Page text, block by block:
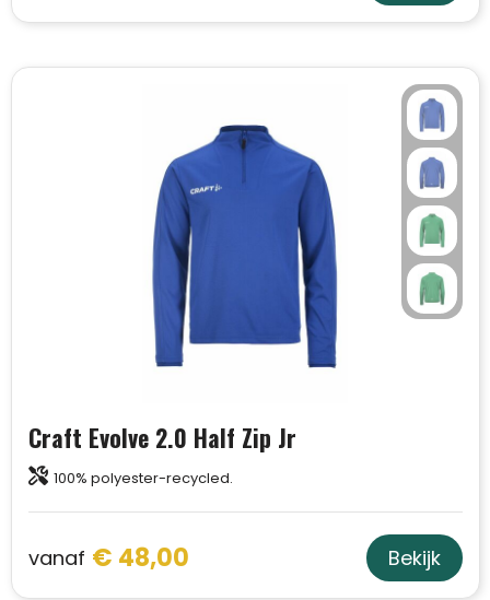
Craft Evolve 2.0 Half Zip Jr
100% polyester-recycled.
vanaf € 48,00 Bekijk